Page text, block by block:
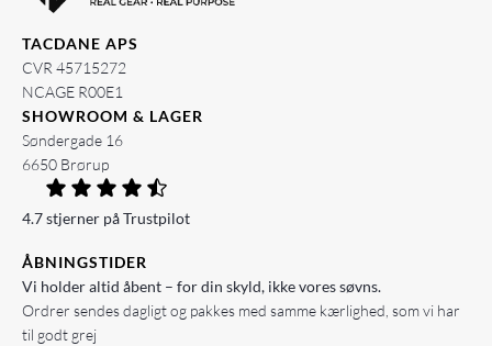
TACDANE APS
CVR 45715272
NCAGE R00E1
SHOWROOM & LAGER
Søndergade 16
6650 Brørup
4.7 stjerner på Trustpilot
ÅBNINGSTIDER
Vi holder altid åbent – for din skyld, ikke vores søvns.
Ordrer sendes dagligt og pakkes med samme kærlighed, som vi har
til godt grej